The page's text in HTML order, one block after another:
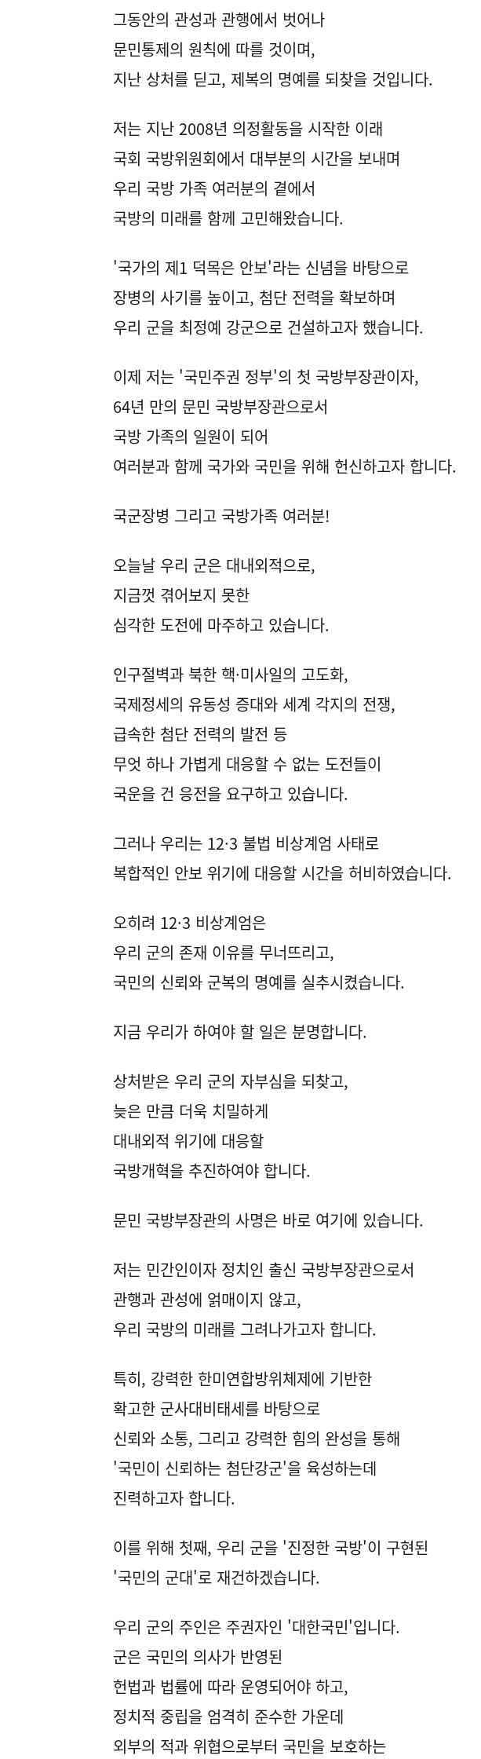
그동안의 관성과 관행에서 벗어나
문민통제의 원칙에 따를 것이며,
지난 상처를 딛고, 제복의 명예를 되찾을 것입니다.
저는 지난 2008년 의정활동을 시작한 이래
국회 국방위원회에서 대부분의 시간을 보내며
우리 국방 가족 여러분의 곁에서
국방의 미래를 함께 고민해왔습니다.
'국가의 제1 덕목은 안보'라는 신념을 바탕으로
장병의 사기를 높이고, 첨단 전력을 확보하며
우리 군을 최정예 강군으로 건설하고자 했습니다.
이제 저는 '국민주권 정부'의 첫 국방부장관이자,
64년 만의 문민 국방부장관으로서
국방 가족의 일원이 되어
여러분과 함께 국가와 국민을 위해 헌신하고자 합니다.
국군장병 그리고 국방가족 여러분!
오늘날 우리 군은 대내외적으로,
지금껏 겪어보지 못한
심각한 도전에 마주하고 있습니다.
인구절벽과 북한 핵·미사일의 고도화,
국제정세의 유동성 증대와 세계 각지의 전쟁,
급속한 첨단 전력의 발전 등
무엇 하나 가볍게 대응할 수 없는 도전들이
국운을 건 응전을 요구하고 있습니다.
그러나 우리는 12·3 불법 비상계엄 사태로
복합적인 안보 위기에 대응할 시간을 허비하였습니다.
오히려 12·3 비상계엄은
우리 군의 존재 이유를 무너뜨리고,
국민의 신뢰와 군복의 명예를 실추시켰습니다.
지금 우리가 하여야 할 일은 분명합니다.
상처받은 우리 군의 자부심을 되찾고,
늦은 만큼 더욱 치밀하게
대내외적 위기에 대응할
국방개혁을 추진하여야 합니다.
문민 국방부장관의 사명은 바로 여기에 있습니다.
저는 민간인이자 정치인 출신 국방부장관으로서
관행과 관성에 얽매이지 않고,
우리 국방의 미래를 그려나가고자 합니다.
특히, 강력한 한미연합방위체제에 기반한
확고한 군사대비태세를 바탕으로
신뢰와 소통, 그리고 강력한 힘의 완성을 통해
'국민이 신뢰하는 첨단강군'을 육성하는데
진력하고자 합니다.
이를 위해 첫째, 우리 군을 '진정한 국방'이 구현된
'국민의 군대'로 재건하겠습니다.
우리 군의 주인은 주권자인 '대한국민'입니다.
군은 국민의 의사가 반영된
헌법과 법률에 따라 운영되어야 하고,
정치적 중립을 엄격히 준수한 가운데
외부의 적과 위협으로부터 국민을 보호하는